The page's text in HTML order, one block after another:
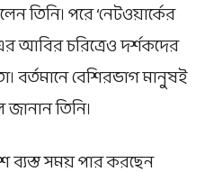
তিনি। পরে ‘নেটওয়ার্কের
আবির চরিত্রেও দর্শকদের
বর্তমানে বেশিরভাগ মানুষই
তিনি।
সময় পার করছেন